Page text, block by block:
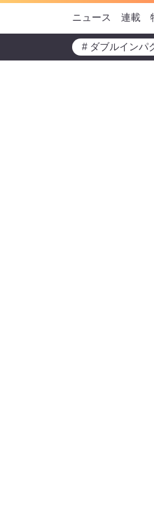
ニュース 連載
# ダブルインパ